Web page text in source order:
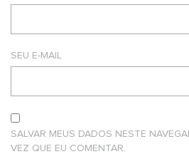
SEU E-MAIL
SALVAR MEUS DADOS NESTE
VEZ QUE EU COMENTAR.